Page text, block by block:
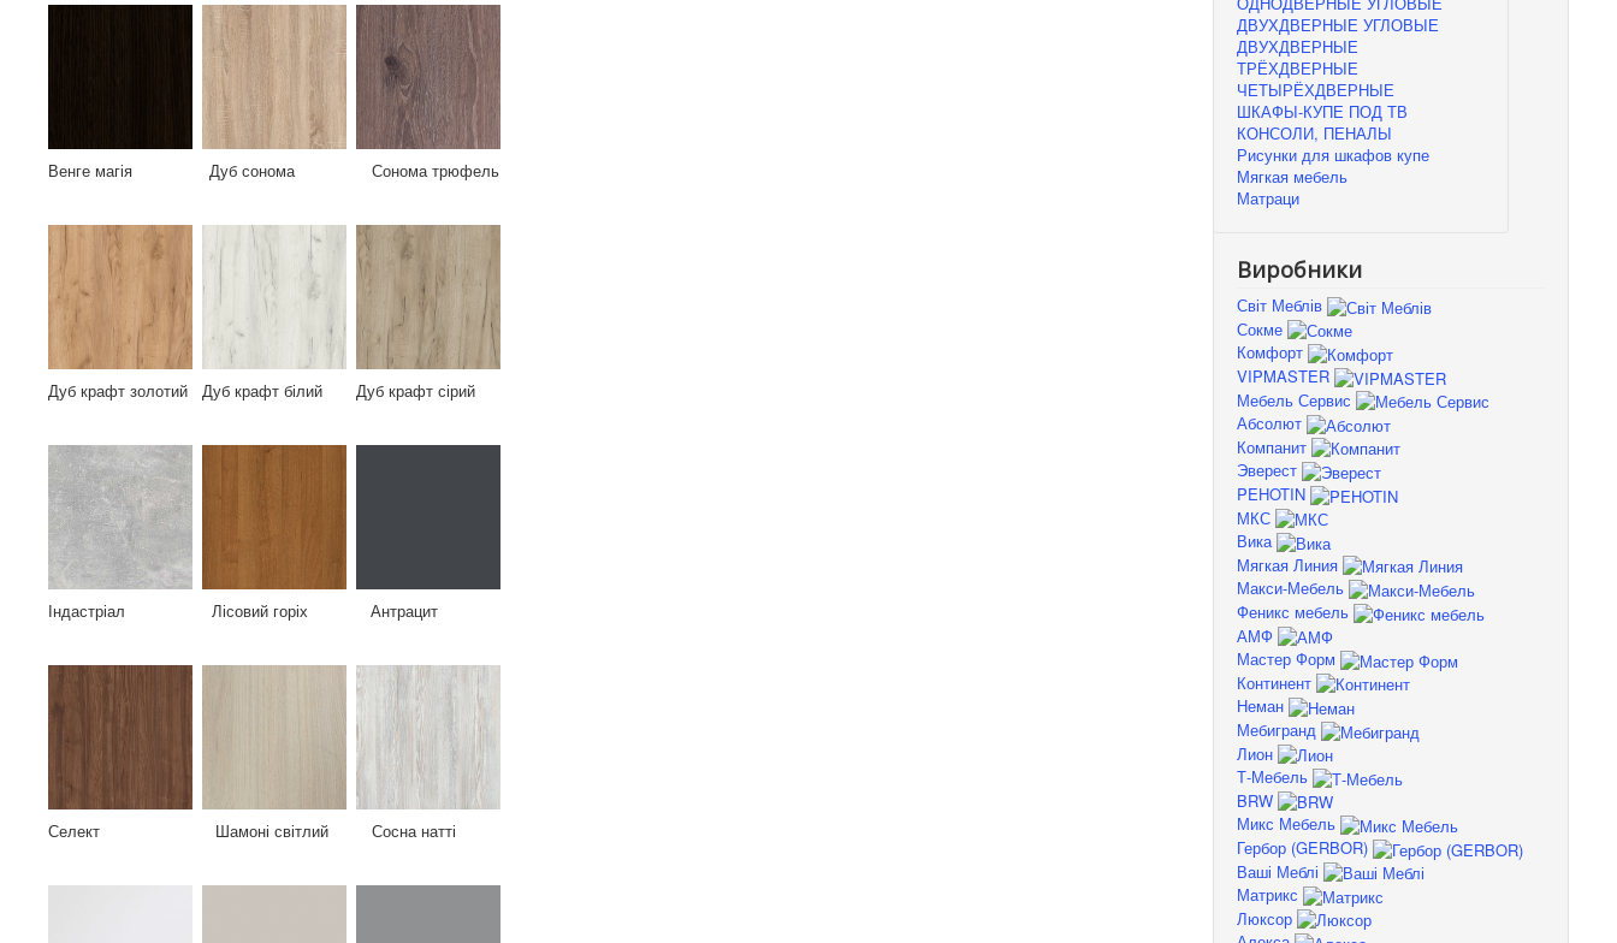
Венге магія Дуб сонома Сонома трюфель
Дуб крафт золотий Дуб крафт білий Дуб крафт сірий
Індастріал Лісовий горіх Антрацит
Селект Шамоні світлий Сосна натті
ДВУХДВЕРНЫЕ УГЛОВЫЕ
ДВУХДВЕРНЫЕ
ТРЁХДВЕРНЫЕ
ЧЕТЫРЁХДВЕРНЫЕ
ШКАФЫ-КУПЕ ПОД ТВ
КОНСОЛИ, ПЕНАЛЫ
Рисунки для шкафов купе
Мягкая мебель
Матраци
Виробники
Світ Меблів
Сокме
Комфорт
VIPMASTER
Мебель Сервис
Абсолют
Компанит
Эверест
PEHOTIN
МКС
Вика
Мягкая Линия
Макси-Мебель
Феникс мебель
АМФ
Мастер Форм
Континент
Неман
Мебигранд
Лион
Т-Мебель
BRW
Микс Мебель
Гербор (GERBOR)
Ваші Меблі
Матрикс
Люксор